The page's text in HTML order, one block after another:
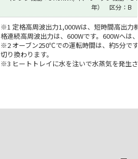
年） 区分：B
※1 定格高周波出力1,000Wは、短時間高出力
格連続高周波出力は、600Wです。600Wへは
※2 オーブン250℃での運転時間は、約5分で
切り換わります。
※3 ヒートトレイに水を注いで水蒸気を発生